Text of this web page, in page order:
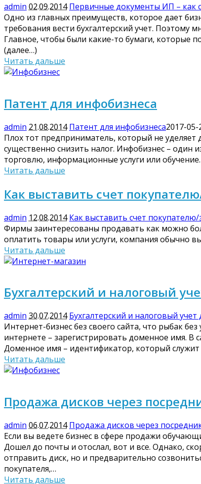
admin 02.09.2014 Первичные документы ИП – как
Одно из главных преимуществ, которое дает
требования вести бухгалтерский учет. Поэтому
Главное, чтобы были какие-то бумаги, которые
(далее…)
Читать дальше
Патент для инфобизнеса
admin 21.08.2014 Патент для инфобизнеса2017-05-
Плох тот предприниматель, который не
существенно снизить налог. Инфобизнес –
торговлю, информационные услуги или
Читать дальше
Как выставить счет
admin 12.08.2014 Как выставить счет покупателю/
Фирмы заинтересованы продавать как можно
оплатить товары или услуги, компания обычно
Читать дальше
Бухгалтерский и налоговый
admin 30.07.2014 Бухгалтерский и налоговый
Интернет-бизнес без своего сайта, что рыбак
интернете – зарегистрировать доменное имя.
Доменное имя – идентификатор, который служит
Читать дальше
Продажа дисков через
admin 06.07.2014 Продажа дисков через
Если вы ведете бизнес в сфере продажи
Дошел до почты и отослал, вот и все. Однако,
отправить диск, но и предварительно
покупателя,…
Читать дальше